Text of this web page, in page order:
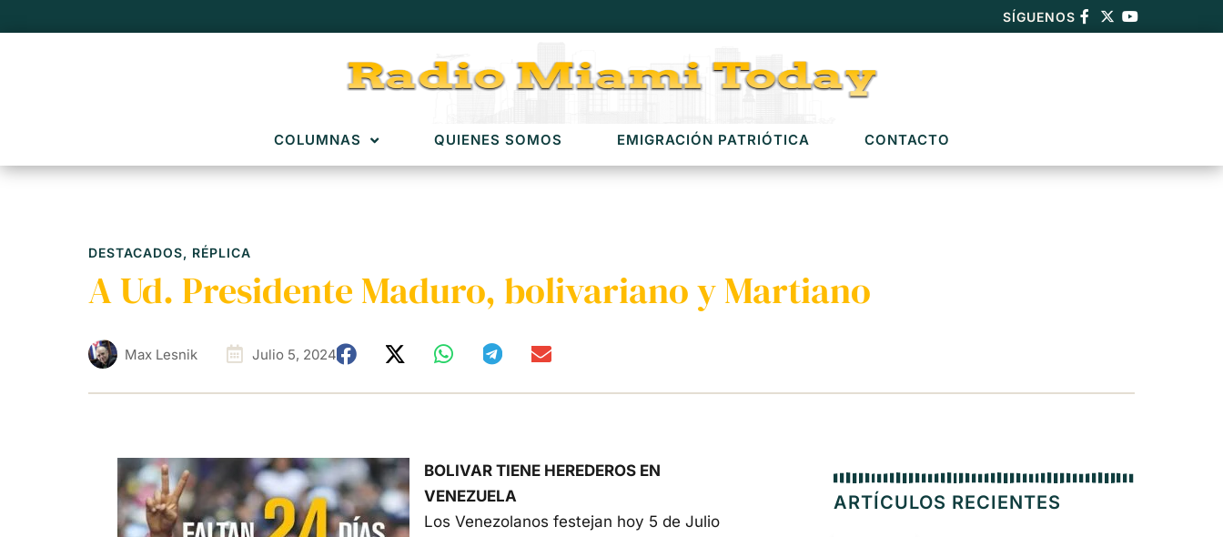
SÍGUENOS
COLUMNAS QUIENES SOMOS EMIGRACIÓN PATRIÓTICA CONTACTO
DESTACADOS, RÉPLICA
A Ud. Presidente Maduro, bolivariano y Martiano
Max Lesnik Julio 5, 2024
BOLIVAR TIENE HEREDEROS EN
VENEZUELA
Los Venezolanos festejan hoy 5 de Julio
ARTÍCULOS RECIENTES